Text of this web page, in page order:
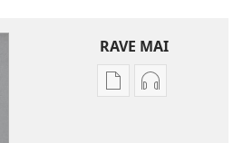
RAVE MAI
No
No